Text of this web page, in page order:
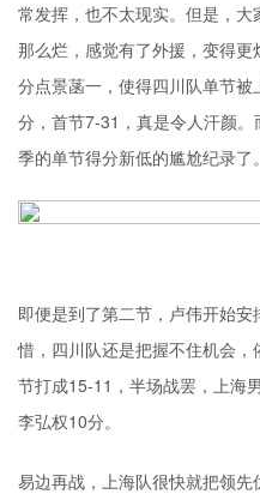
常发挥，也不太现实。但是，
那么烂，感觉有了外援，变得
分点景菡一，使得四川队单节
分，首节7-31，真是令人汗颜
季的单节得分新低的尴尬纪录了。
即便是到了第二节，卢伟开始
惜，四川队还是把握不住机会
节打成15-11，半场战罢，上海
李弘权10分。
易边再战，上海队很快就把领先